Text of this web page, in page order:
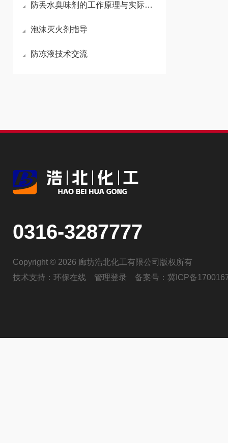
防丢水臭味剂的工作原理与实际应用作用
泡沫灭火剂指导
防冻液技术交流
0316-3287777
Copyright © 2026 廊坊浩北化工有限公司版权所有
技术支持： 环保在线 管理登录 备案号： 冀ICP备